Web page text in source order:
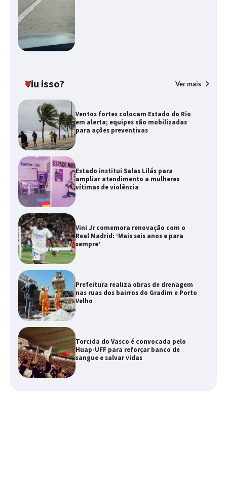
Viu isso? Ver mais
Ventos fortes colocam Estado do Rio
em alerta; equipes são mobilizadas
para ações preventivas
Estado institui Salas Lilás para
ampliar atendimento a mulheres
vítimas de violência
Vini Jr comemora renovação com o
Real Madrid: ‘Mais seis anos e para
sempre’
Prefeitura realiza obras de drenagem
nas ruas dos bairros do Gradim e Porto
Velho
Torcida do Vasco é convocada pelo
Huap-UFF para reforçar banco de
sangue e salvar vidas